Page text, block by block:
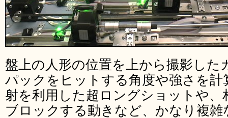
盤上の人形の位置を上から撮影した
パックをヒットする角度や強さを計
射を利用した超ロングショットや
ブロックする動きなど、かなり複